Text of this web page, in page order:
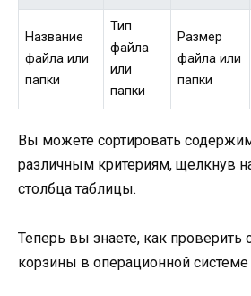
Название
файла или
папки
Тип
файла
или
папки
Размер
файла или
папки
Вы можете сортировать
различным критериям, щелкнув
столбца таблицы.
Теперь вы знаете, как
корзины в операционной системе